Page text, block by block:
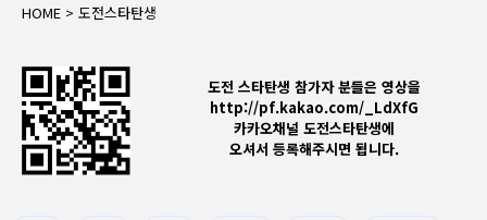
HOME > 도전스타탄생
도전 스타탄생 참가자 분들은 영상을
http://pf.kakao.com/_LdXfG
카카오채널 도전스타탄생에
오셔서 등록해주시면 됩니다.